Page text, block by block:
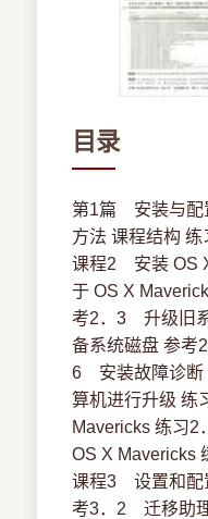
目录
第1篇 安装与配
方法 课程结构
课程2 安装 OS
于 OS X
考2．3 升级旧
备系统磁盘 参考
6 安装故障诊断
算机进行升级
Mavericks 练习
OS X Mavericks
课程3 设置和配
考3．2 迁移助